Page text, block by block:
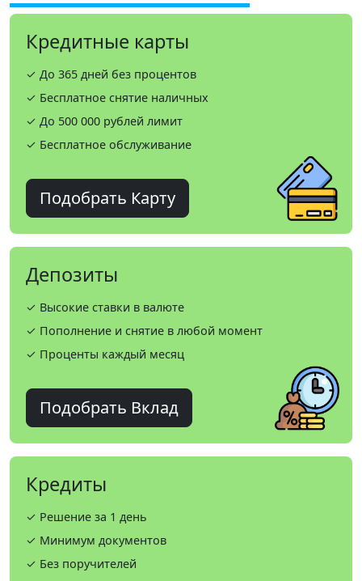
Кредитные карты
✓ До 365 дней без процентов
✓ Бесплатное снятие наличных
✓ До 500 000 рублей лимит
✓ Бесплатное обслуживание
Подобрать Карту
Депозиты
✓ Высокие ставки в валюте
✓ Пополнение и снятие в любой момент
✓ Проценты каждый месяц
Подобрать Вклад
Кредиты
✓ Решение за 1 день
✓ Минимум документов
✓ Без поручителей